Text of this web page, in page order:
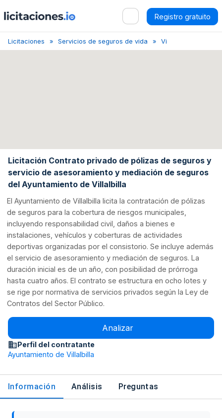
Registro gratuito
Licitaciones Servicios de seguros de vida Villalbilla
Licitación Contrato privado de pólizas de seguros y
servicio de asesoramiento y mediación de seguros
del Ayuntamiento de Villalbilla
El Ayuntamiento de Villalbilla licita la contratación de pólizas
de seguros para la cobertura de riesgos municipales,
incluyendo responsabilidad civil, daños a bienes e
instalaciones, vehículos y coberturas de actividades
deportivas organizadas por el consistorio. Se incluye además
el servicio de asesoramiento y mediación de seguros. La
duración inicial es de un año, con posibilidad de prórroga
hasta cuatro años. El contrato se estructura en ocho lotes y
se rige por normativa de servicios privados según la Ley de
Contratos del Sector Público.
Analizar
Perfil del contratante
Ayuntamiento de Villalbilla
Información Análisis Preguntas